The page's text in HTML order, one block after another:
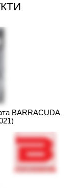
BARRACUDA